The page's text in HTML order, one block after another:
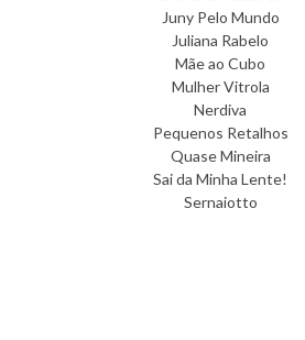
Juny Pelo Mundo
Juliana Rabelo
Mãe ao Cubo
Mulher Vitrola
Nerdiva
Pequenos Retalhos
Quase Mineira
Sai da Minha Lente!
Sernaiotto